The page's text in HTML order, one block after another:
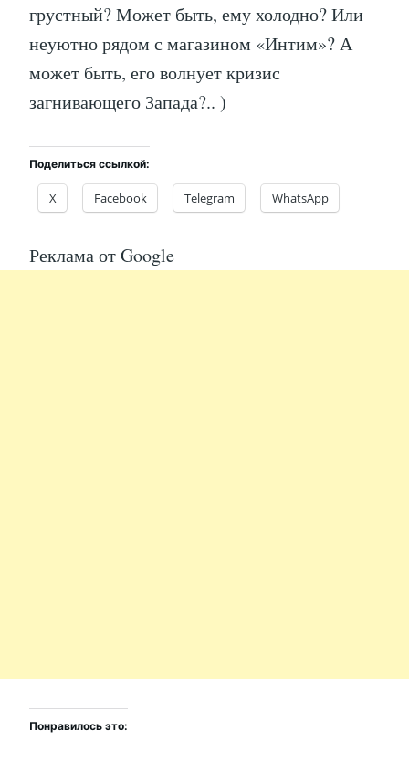
грустный? Может быть, ему холодно? Или
неуютно рядом с магазином «Интим»? А
может быть, его волнует кризис
загнивающего Запада?.. )
Поделиться ссылкой:
X Facebook Telegram WhatsApp
Реклама от Google
Понравилось это: